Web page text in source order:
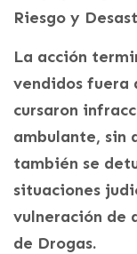
Riesgo y
La acción
vendidos fuera
cursaron
ambulante, sin
también se
situaciones
vulneración de
de Drogas.